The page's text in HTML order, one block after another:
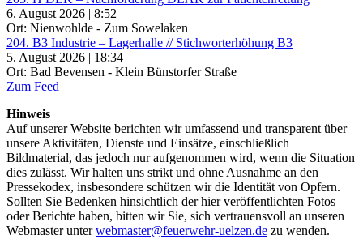
6. August 2026 | 8:52
Ort: Nienwohlde - Zum Sowelaken
204. B3 Industrie – Lagerhalle // Stichworterhöhung B3
5. August 2026 | 18:34
Ort: Bad Bevensen - Klein Bünstorfer Straße
Zum Feed
Hinweis
Auf unserer Website berichten wir umfassend und transparent über
unsere Aktivitäten, Dienste und Einsätze, einschließlich
Bildmaterial, das jedoch nur aufgenommen wird, wenn die Situation
dies zulässt. Wir halten uns strikt und ohne Ausnahme an den
Pressekodex, insbesondere schützen wir die Identität von Opfern.
Sollten Sie Bedenken hinsichtlich der hier veröffentlichten Fotos
oder Berichte haben, bitten wir Sie, sich vertrauensvoll an unseren
Webmaster unterwebmaster@feuerwehr-uelzen.de zu wenden.